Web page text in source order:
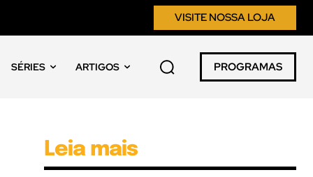
VISITE NOSSA LOJA
SÉRIES ARTIGOS PROGRAMAS
Leia mais